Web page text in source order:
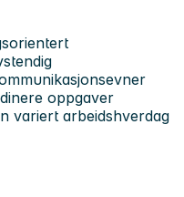
oppgaver
variert arbeidshverdag